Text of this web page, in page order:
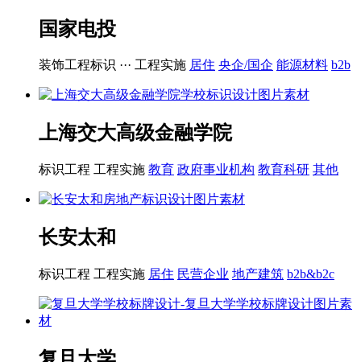
国家电投
装饰工程标识 ··· 工程实施 居住 央企/国企 能源材料 b2b
上海交大高级金融学院
标识工程 工程实施 教育 政府事业机构 教育科研 其他
长安太和
标识工程 工程实施 居住 民营企业 地产建筑 b2b&b2c